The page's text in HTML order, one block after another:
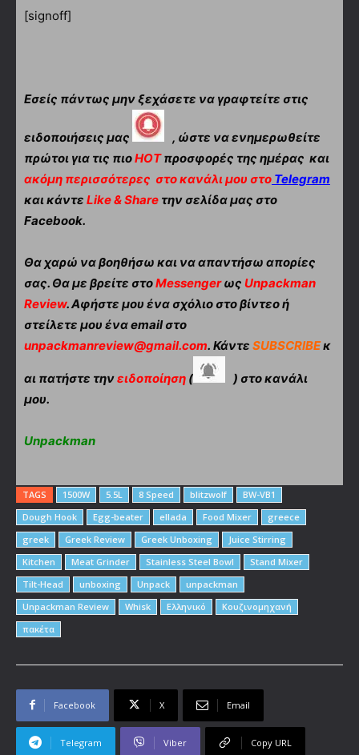
[signoff]
Εσείς πάντως μην ξεχάσετε να γραφτείτε στις
ειδοποιήσεις μας
, ώστε να ενημερωθείτε
πρώτοι για τις πιοHOTπροσφορές της ημέρας και
ακόμη περισσότερες στο κανάλι μου στο Telegram
και κάντε Like & Share την σελίδα μας στο
Facebook.
Θα χαρώ να βοηθήσω και να απαντήσω απορίες
σας. Θα με βρείτε στοMessengerως Unpackman
Review. Αφήστε μου ένα σχόλιο στο βίντεο ή
στείλετε μου ένα email στο
unpackmanreview@gmail.com. Κάντε SUBSCRIBEκ
αι πατήστε τηνειδοποίηση (
) στο κανάλι
μου.
Unpackman
TAGS 1500W 5.5L 8 Speed blitzwolf
BW-VB1
Dough Hook
Egg-beater ellada Food Mixer
greece
greek
Greek Review Greek Unboxing
Juice Stirring
Kitchen
Meat Grinder Stainless Steel Bowl
Stand Mixer
Tilt-Head
unboxing Unpack
unpackman
Unpackman Review
Whisk Ελληνικό
Κουζινομηχανή
πακέτα
Facebook X Email
Telegram Viber Copy URL